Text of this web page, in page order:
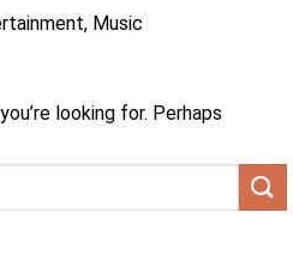
Music
looking for. Perhaps